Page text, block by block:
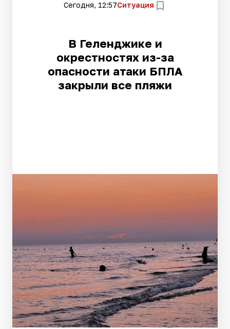
Сегодня, 12:57Ситуация
В Геленджике и
окрестностях из-за
опасности атаки БПЛА
закрыли все пляжи